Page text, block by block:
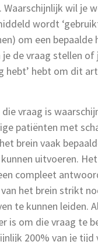
wil je
wordt
om een bepaalde
de vraag stellen of
hebt’ hebt om dit
vraag is
patiënten met
brein vaak
uitvoeren.
compleet
het brein strikt
te kunnen leiden.
is om die vraag te
200% van je tijd